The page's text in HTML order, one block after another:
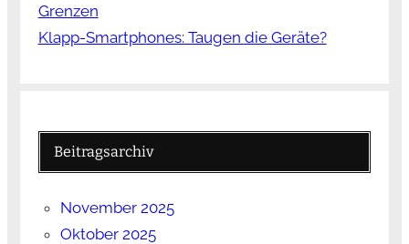
Grenzen
Klapp-Smartphones: Taugen die Geräte?
Beitragsarchiv
November 2025
Oktober 2025